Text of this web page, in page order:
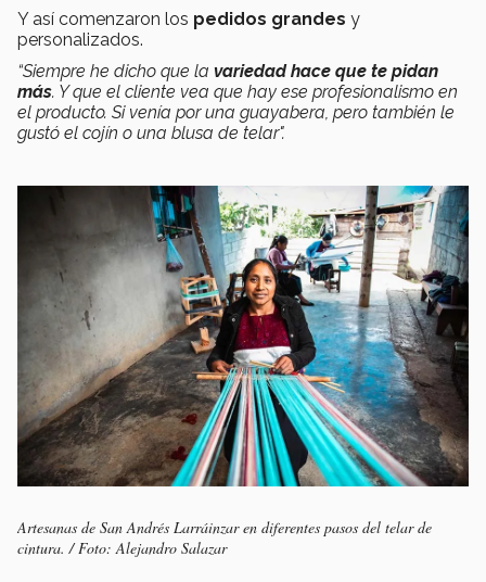
Y así comenzaron los pedidos grandes y
personalizados.
“Siempre he dicho que la variedad hace que te pidan
más. Y que el cliente vea que hay ese profesionalismo en
el producto. Si venía por una guayabera, pero también le
gustó el cojín o una blusa de telar".
Artesanas de San Andrés Larráinzar en diferentes pasos del telar de
cintura. / Foto: Alejandro Salazar